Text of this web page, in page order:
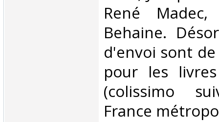
René
Behaine.
d'envoi sont
pour les
(colissimo
France